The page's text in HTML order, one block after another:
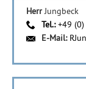
HerrJungbeck
Tel.:+49
E-Mail: